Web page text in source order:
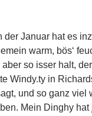
der Januar hat es
warm, bös‘
so isser halt,
Windy.ty in
und so ganz viel
Mein Dinghy